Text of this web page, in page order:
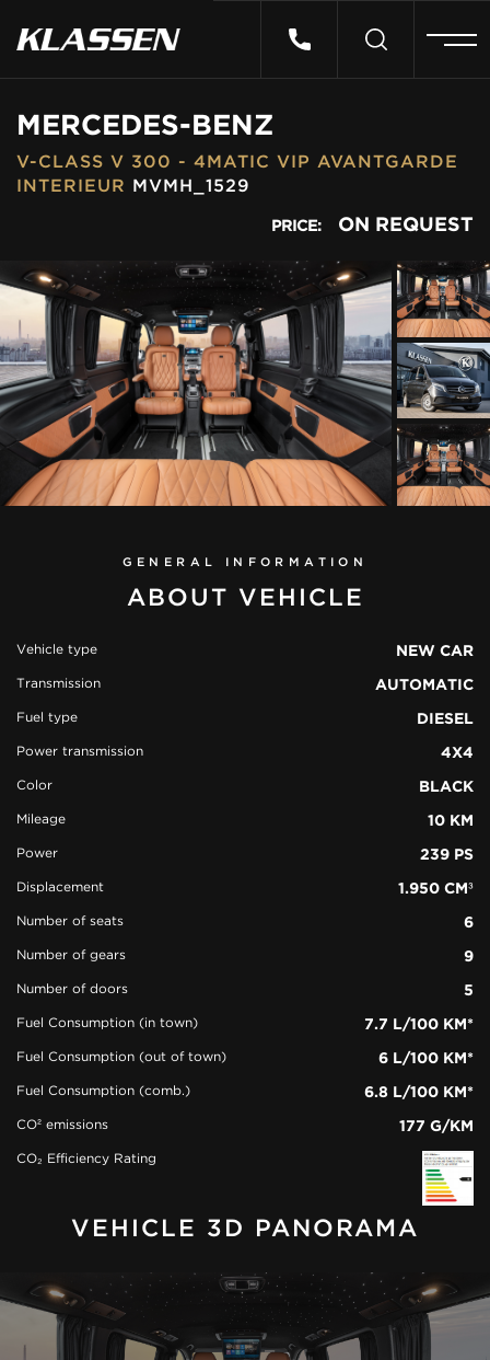
MERCEDES-BENZ
V-CLASS V 300 - 4MATIC VIP AVANTGARDE
INTERIEUR MVMH_1529
PRICE: ON REQUEST
view all
39
GENERAL INFORMATION
ABOUT VEHICLE
Vehicle type NEW CAR
Transmission AUTOMATIC
Fuel type DIESEL
Power transmission 4X4
Color BLACK
Mileage 10 KM
Power 239 PS
Displacement 1.950 CM³
Number of seats 6
Number of gears 9
Number of doors 5
Fuel Consumption (in town) 7.7 L/100 KM*
Fuel Consumption (out of town) 6 L/100 KM*
Fuel Consumption (comb.) 6.8 L/100 KM*
CO² emissions 177 G/KM
CO₂ Efficiency Rating
VEHICLE 3D PANORAMA
VEHICLES
ABOUT US
CONTACT